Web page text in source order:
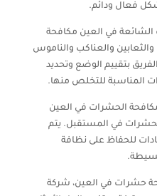
فعال ودائم.
في العين مكافحة
والثعابين والعناكب والناموس
بتقييم الوضع وتحديد
المناسبة للتخلص منها.
الحشرات في العين
في المستقبل. يتم
للحفاظ على نظافة
بسيطة.
حشرات في العين، شركة